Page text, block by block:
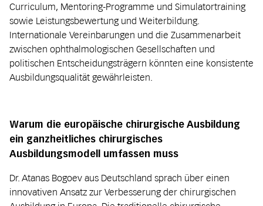
Curriculum, Mentoring-Programme und Simulatortraining
sowie Leistungsbewertung und Weiterbildung.
Internationale Vereinbarungen und die Zusammenarbeit
zwischen ophthalmologischen Gesellschaften und
politischen Entscheidungsträgern könnten eine konsistente
Ausbildungsqualität gewährleisten.
Warum die europäische chirurgische Ausbildung
ein ganzheitliches chirurgisches
Ausbildungsmodell umfassen muss
Dr. Atanas Bogoev aus Deutschland sprach über einen
innovativen Ansatz zur Verbesserung der chirurgischen